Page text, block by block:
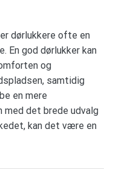
dørlukkere ofte en
En god dørlukker kan
og
samtidig
en mere
det brede udvalg
kan det være en